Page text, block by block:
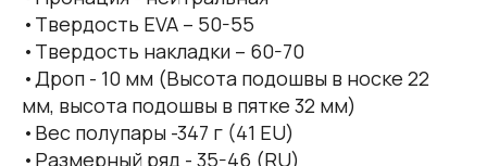
•Твердость EVA – 50-55
•Твердость накладки – 60-70
•Дроп - 10 мм (Высота подошвы в носке 22
мм, высота подошвы в пятке 32 мм)
•Вес полупары -347 г (41 EU)
•Размерный ряд - 35-46 (RU)